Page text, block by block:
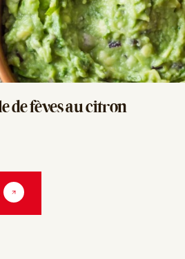
de fèvesau citron